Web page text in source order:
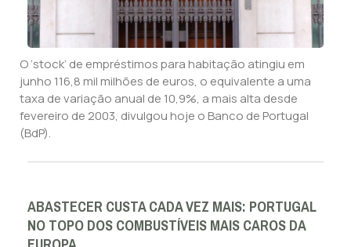
O ‘stock’ de empréstimos para habitação atingiu em
junho 116,8 mil milhões de euros, o equivalente a uma
taxa de variação anual de 10,9%, a mais alta desde
fevereiro de 2003, divulgou hoje o Banco de Portugal
(BdP).
ABASTECER CUSTA CADA VEZ MAIS: PORTUGAL
NO TOPO DOS COMBUSTÍVEIS MAIS CAROS DA